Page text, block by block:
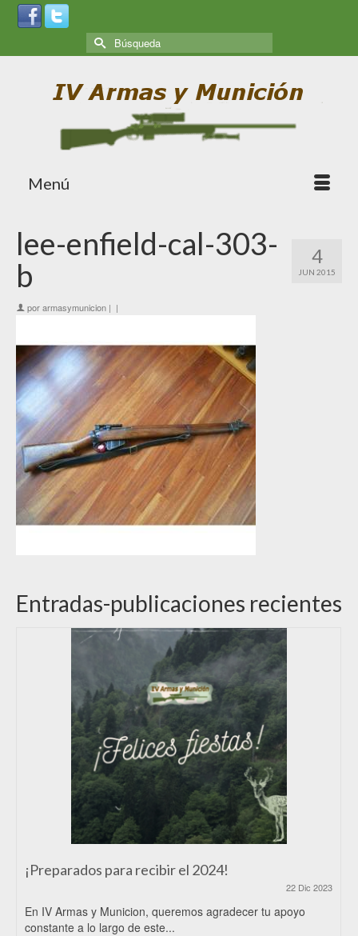
Menú
4
JUN 2015
lee-enfield-cal-303-
b
porarmasymunicion | |
Entradas-publicaciones recientes
¡Preparados para recibir el 2024!
22 Dic 2023
En IV Armas y Municion, queremos agradecer tu apoyo
constante a lo largo de este...